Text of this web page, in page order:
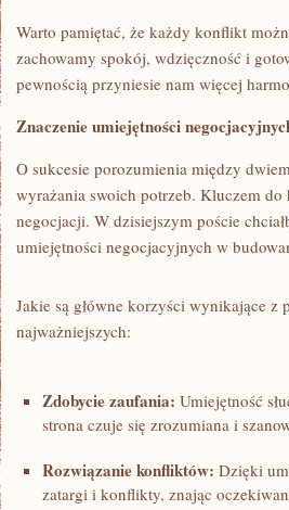
Warto ⁤pamiętać, że każdy ‌konflikt
zachowamy spokój, wdzięczność i
pewnością przyniesie nam więcej
Znaczenie‌ umiejętności
O ⁣sukcesie porozumienia między
wyrażania swoich potrzeb.⁢ Kluczem
negocjacji.​ W dzisiejszym⁢ poście
⁢umiejętności negocjacyjnych w
Jakie‌ są główne korzyści wynikające⁤
najważniejszych:
Zdobycie zaufania: Umiejętność
strona czuje się⁣ zrozumiana i
Rozwiązanie konfliktów: Dzięki
zatargi i ⁣konflikty,‌ znając